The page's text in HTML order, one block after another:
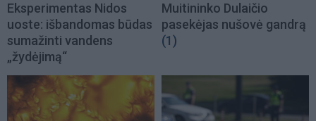
Eksperimentas Nidos
uoste: išbandomas būdas
sumažinti vandens
„žydėjimą“
Muitininko Dulaičio
pasekėjas nušovė gandrą
(1)